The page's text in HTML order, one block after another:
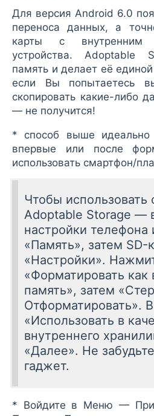
Для версия Android 6.0
переноса данных, а
карты с внутренним
устройства. Adoptable
память и делает её
если Вы попытаетесь
скопировать какие-либо
— не получится!
* способ выше
впервые или после
использовать смартфон/
Чтобы
Adoptable Storage —
настройки телефона
«Память», затем SD-
«Настройки».
«Форматировать
память», затем
Отформатировать».
«Использовать в
внутреннего
«Далее». Не
гаджет.
* Войдите в Меню —